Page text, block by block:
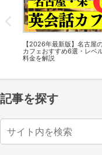
【2026年最新版】名古屋
カフェおすすめ6選・レベ
料金を解説
記事を探す